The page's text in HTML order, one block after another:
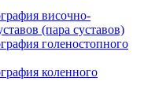
височно-
(пара суставов)
голеностопного
коленного